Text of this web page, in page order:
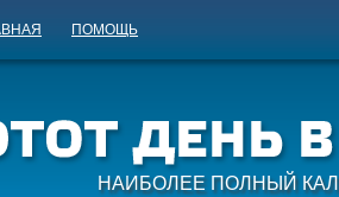
ПОМОЩЬ
НАИБОЛЕЕ ПОЛНЫЙ